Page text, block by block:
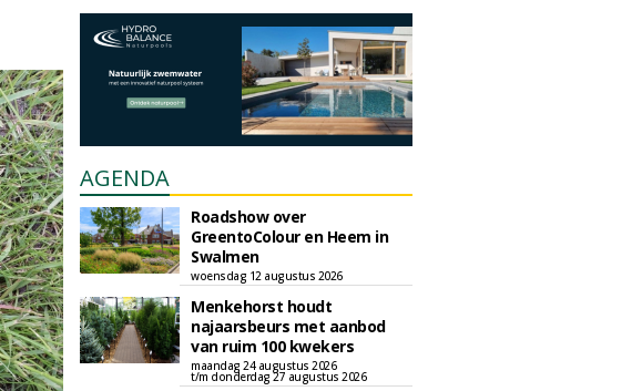
AGENDA
Roadshow over
GreentoColour en Heem in
Swalmen
woensdag 12 augustus 2026
Menkehorst houdt
najaarsbeurs met aanbod
van ruim 100 kwekers
maandag 24 augustus 2026
t/m donderdag 27 augustus 2026